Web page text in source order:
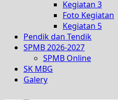
Kegiatan 3
Foto Kegiatan
Kegiatan 5
Pendik dan Tendik
SPMB 2026-2027
SPMB Online
SK MBG
Galery